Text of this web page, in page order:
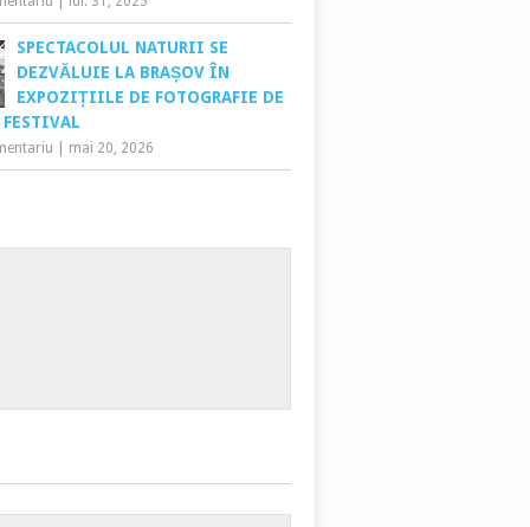
SPECTACOLUL NATURII SE
DEZVĂLUIE LA BRAȘOV ÎN
EXPOZIȚIILE DE FOTOGRAFIE DE
mai 20, 2026